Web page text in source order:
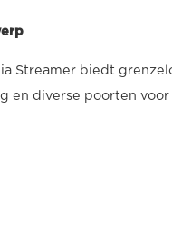
Streamer biedt
en diverse poorten